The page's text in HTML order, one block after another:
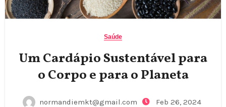
Saúde
Um Cardápio Sustentável para
o Corpo e para o Planeta
normandiemkt@gmail.com
Feb 26, 2024